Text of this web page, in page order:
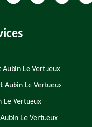
Aubin Le Vertueux
Aubin Le Vertueux
Le Vertueux
Le Vertueux